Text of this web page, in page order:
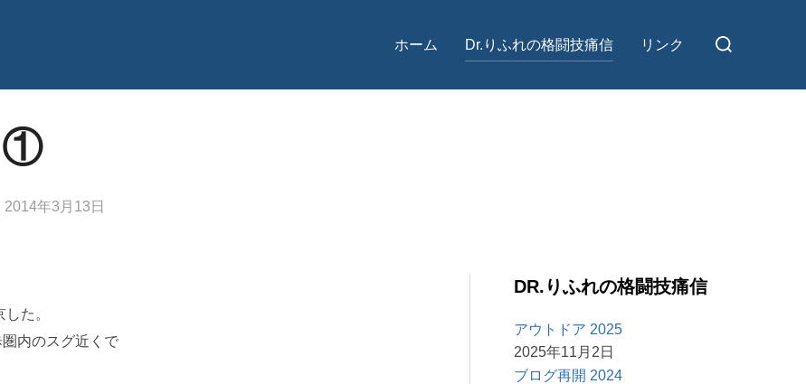
ホーム Dr.りふれの格闘技痛信 リンク
検
①
投
2014年3月13日
た。
内のスグ近くで
DR.りふれの格闘技痛信
アウトドア 2025
2025年11月2日
ブログ再開 2024